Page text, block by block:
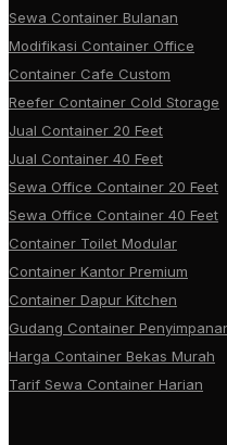
Sewa Container Bulanan
Modifikasi Container Office
Container Cafe Custom
Reefer Container Cold Storage
Jual Container 20 Feet
Jual Container 40 Feet
Sewa Office Container 20 Feet
Sewa Office Container 40 Feet
Container Toilet Modular
Container Kantor Premium
Container Dapur Kitchen
Gudang Container
Harga Container Bekas Murah
Tarif Sewa Container Harian